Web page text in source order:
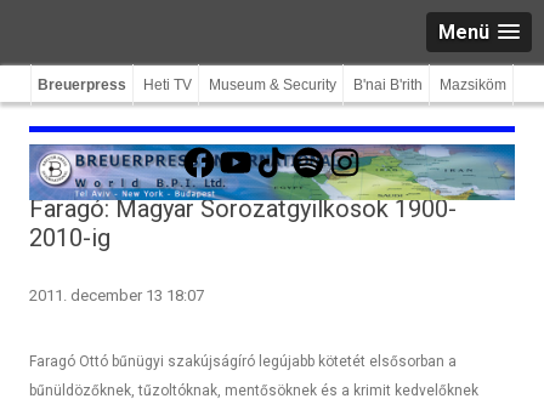
Menü
Breuerpress Heti TV Museum & Security B'nai B'rith Mazsiköm
Facebook
YouTube
TikTokSpotifyInstagram
Faragó: Magyar Sorozatgyilkosok 1900-
2010-ig
2011. december 13 18:07
Faragó Ottó bűnügyi szakújságíró legújabb kötetét elsősorban a
bűnüldözőknek, tűzoltóknak, mentősöknek és a krimit kedvelőknek